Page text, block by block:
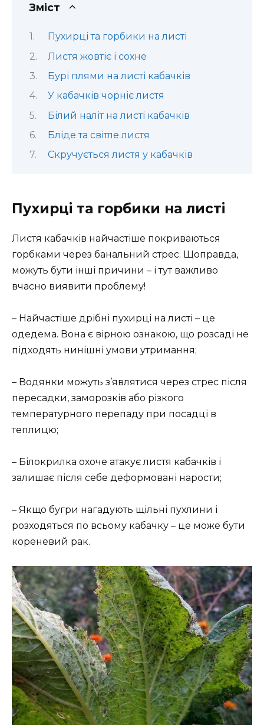
Зміст
Пухирці та горбики на листі
Листя жовтіє і сохне
Бурі плями на листі кабачків
У кабачків чорніє листя
Білий наліт на листі кабачків
Бліде та світле листя
Скручується листя у кабачків
Пухирці та горбики на листі
Листя кабачків найчастіше покриваються
горбками через банальний стрес. Щоправда,
можуть бути інші причини – і тут важливо
вчасно виявити проблему!
– Найчастіше дрібні пухирці на листі – це
одедема. Вона є вірною ознакою, що розсаді не
підходять нинішні умови утримання;
– Водянки можуть з’являтися через стрес після
пересадки, заморозків або різкого
температурного перепаду при посадці в
теплицю;
– Білокрилка охоче атакує листя кабачків і
залишає після себе деформовані нарости;
– Якщо бугри нагадують щільні пухлини і
розходяться по всьому кабачку – це може бути
кореневий рак.